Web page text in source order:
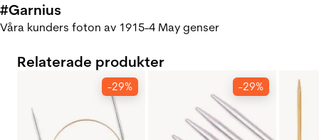
#Garnius
Våra kunders foton av 1915-4 May genser
Relaterade produkter
-29% -29%